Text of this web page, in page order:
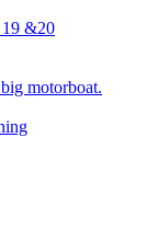
19 &20
motorboat.